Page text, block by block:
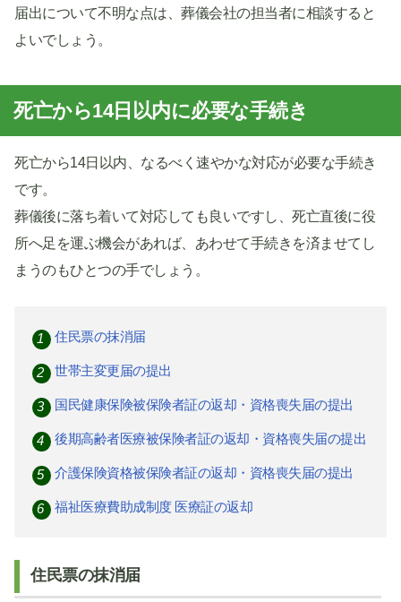
届出について不明な点は、葬儀会社の担当者に相談すると
よいでしょう。
死亡から14日以内に必要な手続き
死亡から14日以内、なるべく速やかな対応が必要な手続き
です。
葬儀後に落ち着いて対応しても良いですし、死亡直後に役
所へ足を運ぶ機会があれば、あわせて手続きを済ませてし
まうのもひとつの手でしょう。
住民票の抹消届
世帯主変更届の提出
国民健康保険被保険者証の返却・資格喪失届の提出
後期高齢者医療被保険者証の返却・資格喪失届の提出
介護保険資格被保険者証の返却・資格喪失届の提出
福祉医療費助成制度 医療証の返却
住民票の抹消届